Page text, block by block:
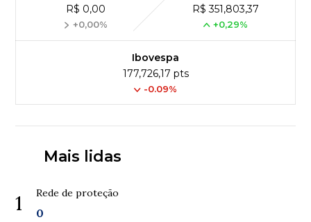
R$ 0,00
+0,00%
R$ 351,803,37
+0,29%
Ibovespa
177,726,17 pts
-0.09%
Mais lidas
1 Rede de proteção
0